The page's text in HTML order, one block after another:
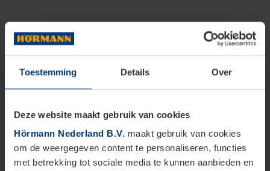
Toestemming Details Over
Deze website maakt gebruik van cookies
Hörmann Nederland B.V. maakt gebruik van cookies
om de weergegeven content te personaliseren, functies
met betrekking tot sociale media te kunnen aanbieden en